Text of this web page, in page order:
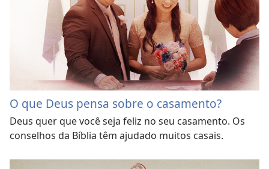
O que Deus pensa sobre o casamento?
Deus quer que você seja feliz no seu casamento. Os
conselhos da Bíblia têm ajudado muitos casais.